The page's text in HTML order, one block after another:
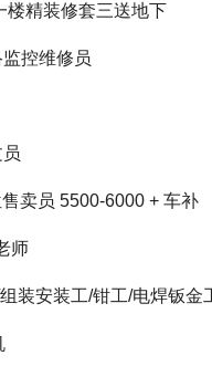
楼精装修套三送地下
控维修员
卖员 5500-6000 + 车补
师
装安装工/钳工/电焊钣金